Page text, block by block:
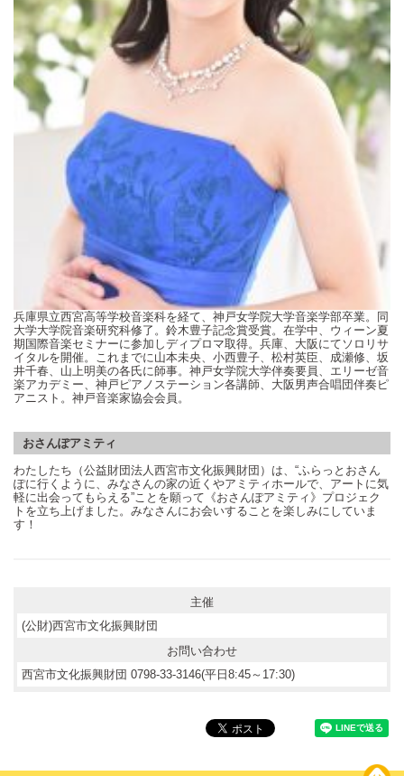
兵庫県立西宮高等学校音楽科を経て、神戸女学院大学音楽学部卒業。同
大学大学院音楽研究科修了。鈴木豊子記念賞受賞。在学中、ウィーン夏
期国際音楽セミナーに参加しディプロマ取得。兵庫、大阪にてソロリサ
イタルを開催。これまでに山本未央、小西豊子、松村英臣、成瀬修、坂
井千春、山上明美の各氏に師事。神戸女学院大学伴奏要員、エリーゼ音
楽アカデミー、神戸ピアノステーション各講師、大阪男声合唱団伴奏ピ
アニスト。神戸音楽家協会会員。
おさんぽアミティ
わたしたち（公益財団法人西宮市文化振興財団）は、“ふらっとおさん
ぽに行くように、みなさんの家の近くやアミティホールで、アートに気
軽に出会ってもらえる”ことを願って《おさんぽアミティ》プロジェク
トを立ち上げました。みなさんにお会いすることを楽しみにしていま
す！
主催
(公財)西宮市文化振興財団
お問い合わせ
西宮市文化振興財団 0798-33-3146(平日8:45～17:30)